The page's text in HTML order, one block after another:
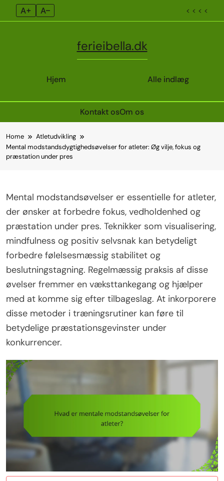
A+ A– < < < <
Hjem
ferieibella.dk
Alle indlæg
Kontakt osOm os
to
content
Home
Atletudvikling
Mental modstandsdygtighedsøvelser for atleter: Øg vilje, fokus og
præstation under pres
Mental modstandsøvelser er essentielle for atleter,
der ønsker at forbedre fokus, vedholdenhed og
præstation under pres. Teknikker som visualisering,
mindfulness og positiv selvsnak kan betydeligt
forbedre følelsesmæssig stabilitet og
beslutningstagning. Regelmæssig praksis af disse
øvelser fremmer en væksttankegang og hjælper
med at komme sig efter tilbageslag. At inkorporere
disse metoder i træningsrutiner kan føre til
betydelige præstationsgevinster under
konkurrencer.